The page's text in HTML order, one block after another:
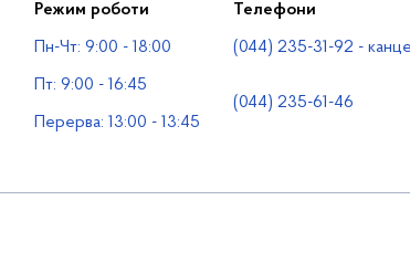
Режим роботи
Пн-Чт: 9:00 - 18:00
Пт: 9:00 - 16:45
Перерва: 13:00 - 13:45
Телефони
(044) 235-31-92 -
(044) 235-61-46